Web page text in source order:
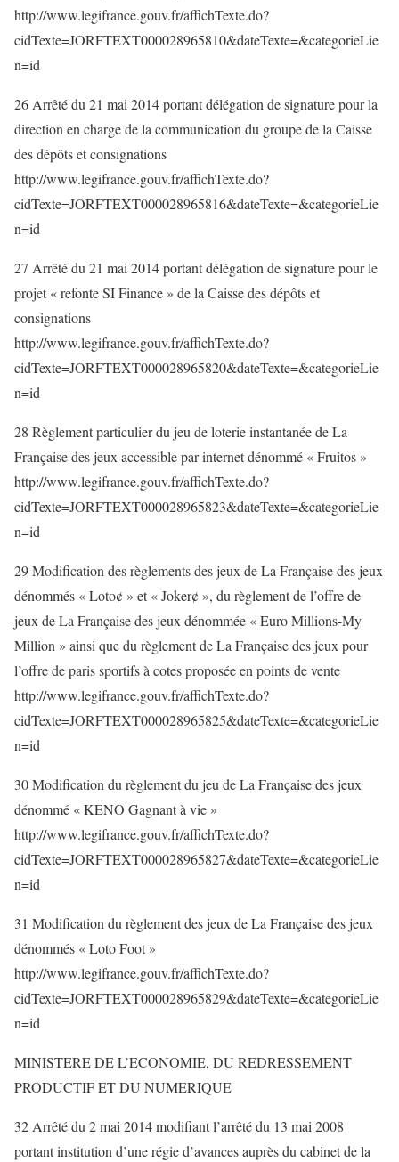
http://www.legifrance.gouv.fr/affichTexte.do?
cidTexte=JORFTEXT000028965810&dateTexte=&categorieLie
n=id
26 Arrêté du 21 mai 2014 portant délégation de signature pour la
direction en charge de la communication du groupe de la Caisse
des dépôts et consignations
http://www.legifrance.gouv.fr/affichTexte.do?
cidTexte=JORFTEXT000028965816&dateTexte=&categorieLie
n=id
27 Arrêté du 21 mai 2014 portant délégation de signature pour le
projet « refonte SI Finance » de la Caisse des dépôts et
consignations
http://www.legifrance.gouv.fr/affichTexte.do?
cidTexte=JORFTEXT000028965820&dateTexte=&categorieLie
n=id
28 Règlement particulier du jeu de loterie instantanée de La
Française des jeux accessible par internet dénommé « Fruitos »
http://www.legifrance.gouv.fr/affichTexte.do?
cidTexte=JORFTEXT000028965823&dateTexte=&categorieLie
n=id
29 Modification des règlements des jeux de La Française des jeux
dénommés « Loto¢ » et « Joker¢ », du règlement de l’offre de
jeux de La Française des jeux dénommée « Euro Millions-My
Million » ainsi que du règlement de La Française des jeux pour
l’offre de paris sportifs à cotes proposée en points de vente
http://www.legifrance.gouv.fr/affichTexte.do?
cidTexte=JORFTEXT000028965825&dateTexte=&categorieLie
n=id
30 Modification du règlement du jeu de La Française des jeux
dénommé « KENO Gagnant à vie »
http://www.legifrance.gouv.fr/affichTexte.do?
cidTexte=JORFTEXT000028965827&dateTexte=&categorieLie
n=id
31 Modification du règlement des jeux de La Française des jeux
dénommés « Loto Foot »
http://www.legifrance.gouv.fr/affichTexte.do?
cidTexte=JORFTEXT000028965829&dateTexte=&categorieLie
n=id
MINISTERE DE L’ECONOMIE, DU REDRESSEMENT
PRODUCTIF ET DU NUMERIQUE
32 Arrêté du 2 mai 2014 modifiant l’arrêté du 13 mai 2008
portant institution d’une régie d’avances auprès du cabinet de la